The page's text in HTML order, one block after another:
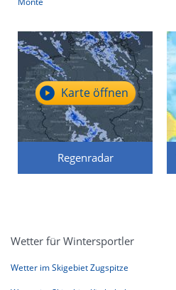
Regenradar
Karte öffnen
Wetter für Wintersportler
Wetter im Skigebiet Zugspitze